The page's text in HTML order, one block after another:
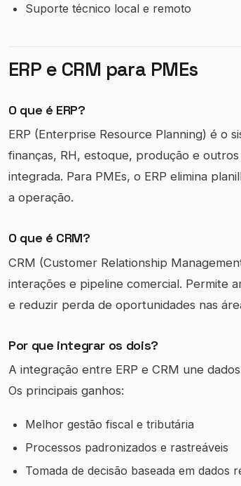
Suporte técnico local e remoto
ERP e CRM para PMEs
O que é ERP?
ERP (Enterprise Resource Planning) é o
finanças, RH, estoque, produção e
integrada. Para PMEs, o ERP elimina
a operação.
O que é CRM?
CRM (Customer Relationship
interações e pipeline comercial. Permite
e reduzir perda de oportunidades nas
Por que integrar os dois?
A integração entre ERP e CRM une
Os principais ganhos:
Melhor gestão fiscal e tributária
Processos padronizados e rastreáveis
Tomada de decisão baseada em dados